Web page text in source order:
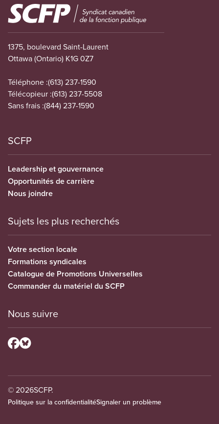
Image
1375, boulevard Saint-Laurent
Ottawa (Ontario) K1G 0Z7
Téléphone :(613) 237-1590
Télécopieur :(613) 237-5508
Sans frais :(844) 237-1590
SCFP
Leadership et gouvernance
Opportunités de carrière
Nous joindre
Sujets les plus recherchés
Votre section locale
Formations syndicales
Catalogue de Promotions Universelles
Commander du matériel du SCFP
Nous suivre
© 2026SCFP.
Politique sur la confidentialitéSignaler un problème